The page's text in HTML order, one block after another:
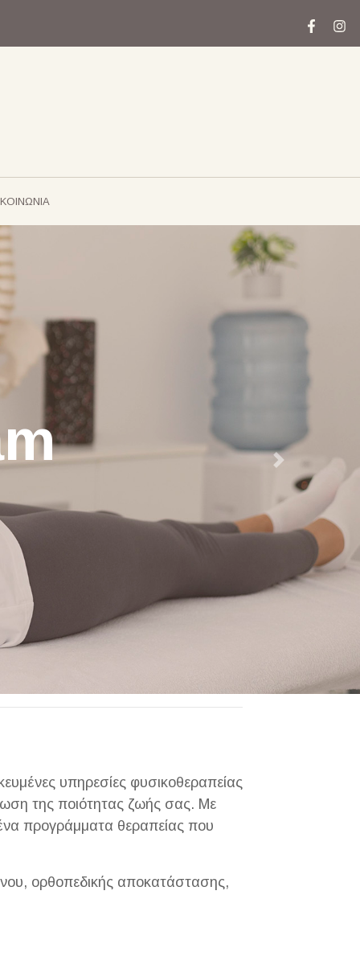
Next
υπηρεσίες φυσικοθεραπείας
της ποιότητας ζωής σας. Με
προγράμματα θεραπείας που
ορθοπεδικής αποκατάστασης,